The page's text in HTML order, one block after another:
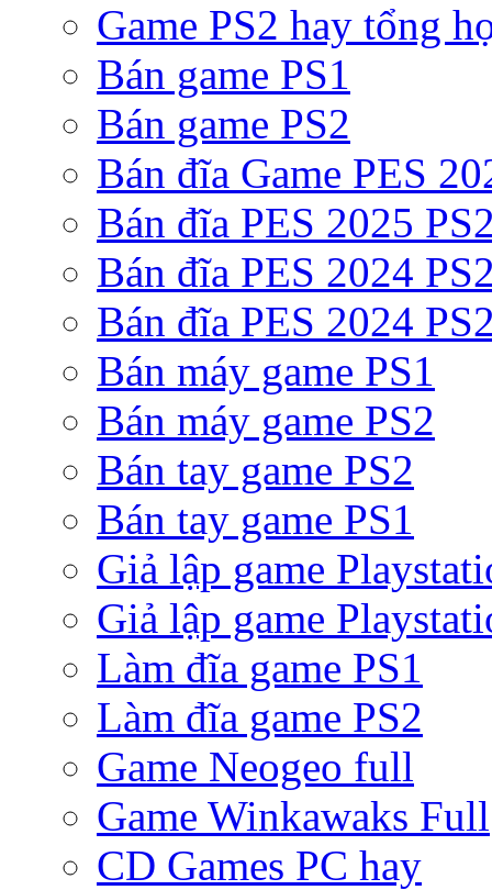
Game PS2 hay tổng
Bán game PS1
Bán game PS2
Bán đĩa Game PES
Bán đĩa PES 2025
Bán đĩa PES 2024
Bán đĩa PES 2024
Bán máy game PS1
Bán máy game PS2
Bán tay game PS2
Bán tay game PS1
Giả lập game
Giả lập game
Làm đĩa game PS1
Làm đĩa game PS2
Game Neogeo full
Game Winkawaks Full
CD Games PC hay